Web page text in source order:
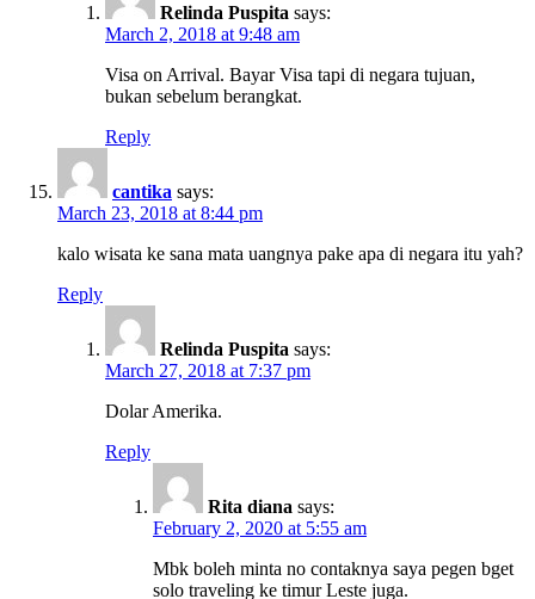
Relinda Puspita says:
March 2, 2018 at 9:48 am
Visa on Arrival. Bayar Visa tapi di negara tujuan,
bukan sebelum berangkat.
Reply
cantika says:
March 23, 2018 at 8:44 pm
kalo wisata ke sana mata uangnya pake apa di negara itu yah?
Reply
Relinda Puspita says:
March 27, 2018 at 7:37 pm
Dolar Amerika.
Reply
Rita diana says:
February 2, 2020 at 5:55 am
Mbk boleh minta no contaknya saya pegen bget
solo traveling ke timur Leste juga.